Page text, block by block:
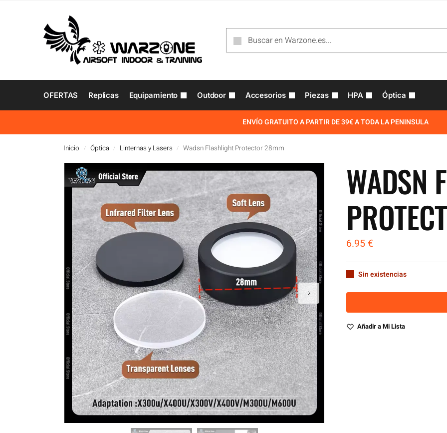
OFERTAS Replicas Equipamiento Outdoor Accesorios Piezas HPA Óptica
ENVÍO GRATUITO A PARTIR DE 39€ A TODA LA PENINSULA
Inicio / Óptica / Linternas y Lasers / Wadsn Flashlight Protector 28mm
WADSN
6.95 €
Sin existencias
Añadir a Mi Lista